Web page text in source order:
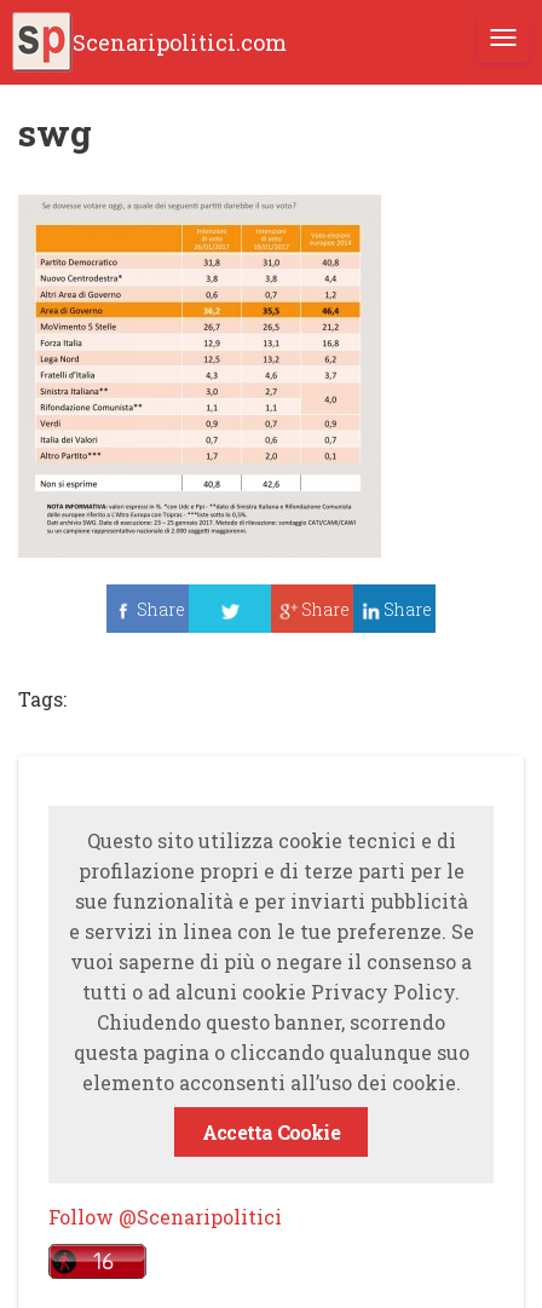
Scenaripolitici.com
swg
Share
Share Share
Tags:
Questo sito utilizza cookie tecnici e di
profilazione propri e di terze parti per le
sue funzionalità e per inviarti pubblicità
e servizi in linea con le tue preferenze. Se
vuoi saperne di più o negare il consenso a
tutti o ad alcuni cookie Privacy Policy.
Chiudendo questo banner, scorrendo
questa pagina o cliccando qualunque suo
elemento acconsenti all’uso dei cookie.
Accetta Cookie
Follow @Scenaripolitici